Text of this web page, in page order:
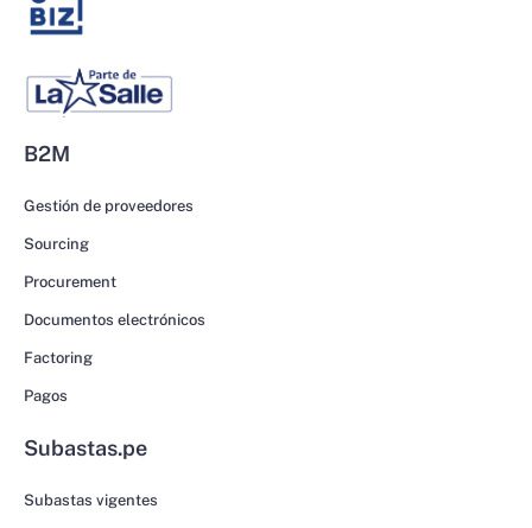
B2M
Gestión de proveedores
Sourcing
Procurement
Documentos electrónicos
Factoring
Pagos
Subastas.pe
Subastas vigentes